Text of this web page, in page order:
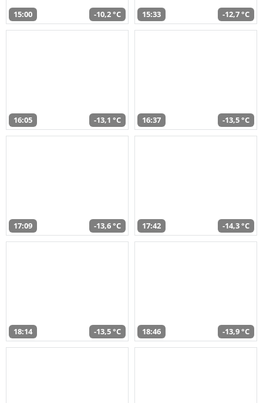
15:00 -10,2 °C 15:33 -12,7 °C
16:05 -13,1 °C 16:37 -13,5 °C
17:09 -13,6 °C 17:42 -14,3 °C
18:14 -13,5 °C 18:46 -13,9 °C